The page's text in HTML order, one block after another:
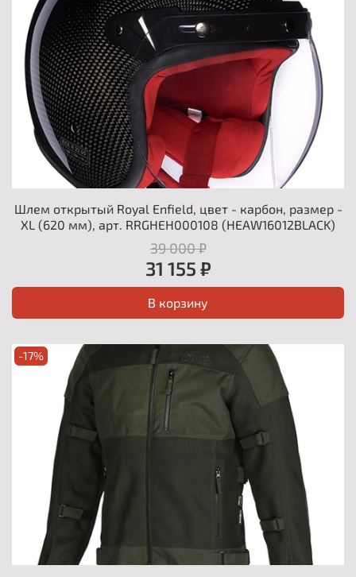
Шлем открытый Royal Enfield, цвет - карбон, размер -
XL (620 мм), арт. RRGHEH000108 (HEAW16012BLACK)
39 000 ₽
31 155 ₽
В корзину
-17%